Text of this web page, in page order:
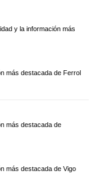
y la información más
más destacada de Ferrol
más destacada de
más destacada de Vigo